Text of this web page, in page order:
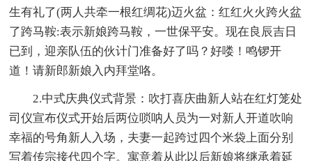
生有礼了(两人共牵一根红绸花)迈火盆：红红火火跨火盆
了跨马鞍:表示新娘跨马鞍，一世保平安。现在良辰吉日
已到，迎亲队伍的伙计门准备好了吗？好喽！鸣锣开
道！请新郎新娘入内拜堂咯。
2.中式庆典仪式背景：吹打喜庆曲新人站在红灯笼处
司仪宣布仪式开始后两位唢呐人员为一对新人开道吹响
幸福的号角新人入场，夫妻一起跨过四个米袋上面分别
写着传宗接代四个字。寓意着从此以后新娘将继承着延